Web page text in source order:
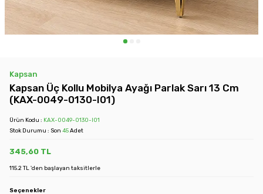
Kapsan
Kapsan Üç Kollu Mobilya Ayağı Parlak Sarı 13 Cm
(KAX-0049-0130-I01)
Ürün Kodu : KAX-0049-0130-I01
Stok Durumu : Son 45Adet
345,60 TL
115.2 TL 'den başlayan taksitlerle
Seçenekler